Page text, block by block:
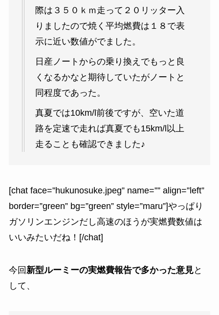
際は３５０ｋｍ走って２０リッター入
りましたので焼く平均燃費は１８で表
示に近い数値がでました。
日産ノートからの乗り換えでもっと良
くなるかなと期待していたがノートと
同程度であった。
真夏では10km/l前後ですが、空いた道
路を定速で走れば真夏でも15km/l以上
走ることも確認できました♪
[chat face=”hukunosuke.jpeg” name=”” align=”left”
border=”green” bg=”green” style=”maru”]やっぱり
ガソリンエンジンだし高速のほうが実燃費数値は
いいみたいだね！[/chat]
今回新型ルーミーの実燃費報告で多かった意見と
して、